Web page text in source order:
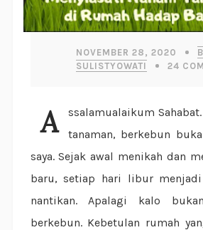
NOVEMBER 28, 2020
SULISTYOWATI
24
Assalamualaikum Sahabat. Sebagai pecinta
tanaman, berkebun
saya. Sejak awal menikah dan
baru, setiap hari libur menjadi
nantikan. Apalagi kalo
berkebun. Kebetulan rumah